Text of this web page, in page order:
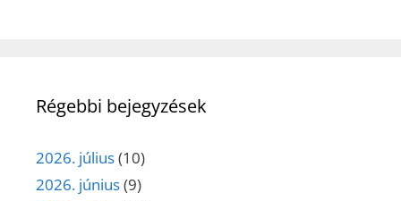
Régebbi bejegyzések
2026. július(10)
2026. június(9)